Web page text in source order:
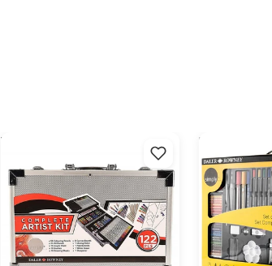
Veľký umelecký set Daler-
Rowney Complete Artist Kit -
122 dielny
Umelecký
plátnom a